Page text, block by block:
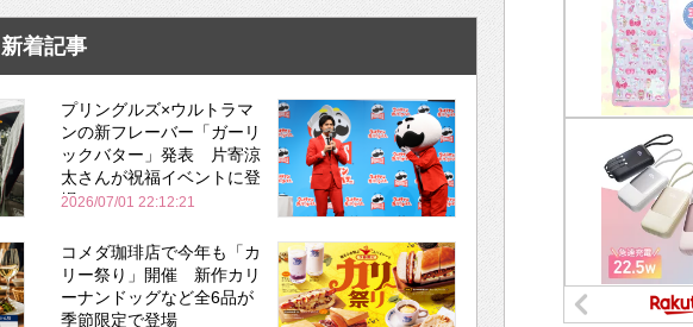
新着記事
プリングルズ×ウルトラマ
ンの新フレーバー「ガーリ
ックバター」発表 片寄涼
太さんが祝福イベントに登
場
2026/07/01 22:12:21
コメダ珈琲店で今年も「カ
リー祭り」開催 新作カリ
ーナンドッグなど全6品が
季節限定で登場